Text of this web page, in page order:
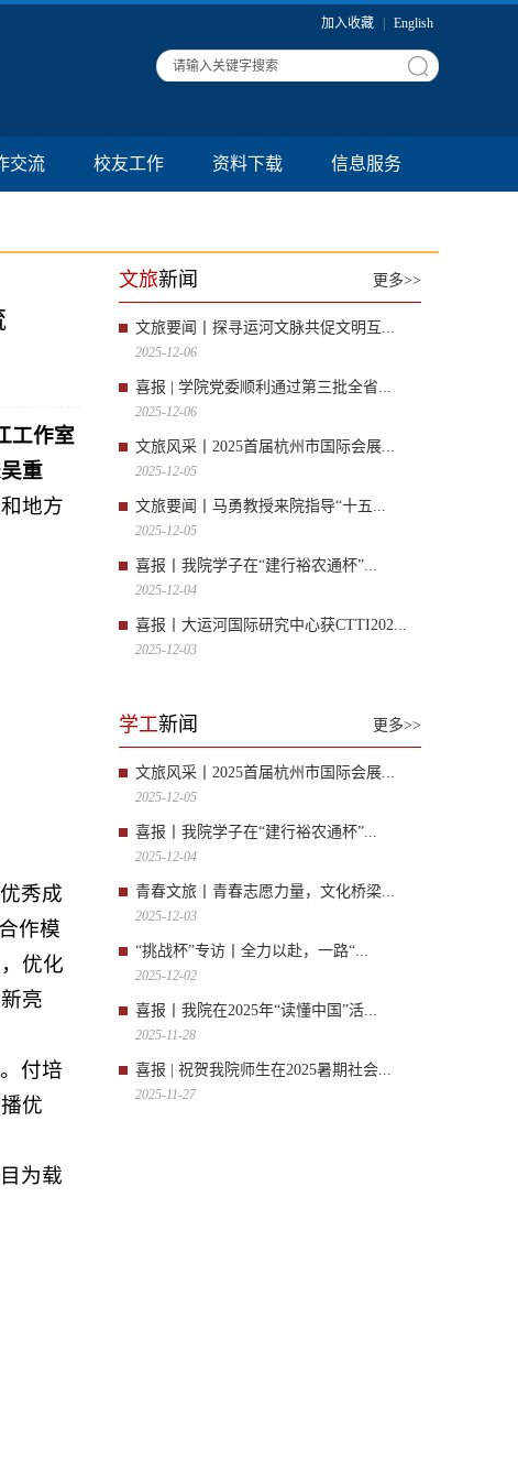
加入收藏 English
交流 校友工作 资料下载 信息服务
工作室
重
地方
秀成
作模
优化
亮
付培
优
为载
更多>>
文旅新闻
文旅要闻丨探寻运河文脉共促文明互...
2025-12-06
喜报 | 学院党委顺利通过第三批全省...
2025-12-06
文旅风采丨2025首届杭州市国际会展...
2025-12-05
文旅要闻丨马勇教授来院指导“十五...
2025-12-05
喜报丨我院学子在“建行裕农通杯”...
2025-12-04
喜报丨大运河国际研究中心获CTTI202...
2025-12-03
更多>>
学工新闻
文旅风采丨2025首届杭州市国际会展...
2025-12-05
喜报丨我院学子在“建行裕农通杯”...
2025-12-04
青春文旅丨青春志愿力量，文化桥梁...
2025-12-03
“挑战杯”专访丨全力以赴，一路“...
2025-12-02
喜报丨我院在2025年“读懂中国”活...
2025-11-28
喜报 | 祝贺我院师生在2025暑期社会...
2025-11-27